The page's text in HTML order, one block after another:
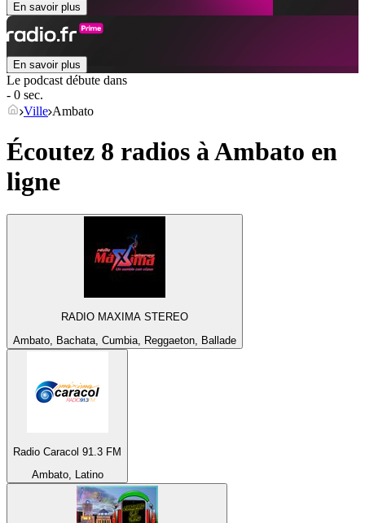
En savoir plus
En savoir plus
Le podcast débute dans
- 0 sec.
Ville Ambato
Écoutez 8 radios àAmbato en
ligne
RADIO MAXIMA STEREO
Ambato, Bachata, Cumbia, Reggaeton, Ballade
Radio Caracol 91.3 FM
Ambato, Latino